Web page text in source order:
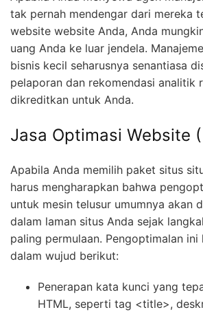
tak pernah mendengar dari mereka
website website Anda, Anda
uang Anda ke luar jendela.
bisnis kecil seharusnya senantiasa
pelaporan dan rekomendasi analitik
dikreditkan untuk Anda.
Jasa Optimasi Website (
Apabila Anda memilih paket situs
harus mengharapkan bahwa
untuk mesin telusur umumnya akan
dalam laman situs Anda sejak
paling permulaan. Pengoptimalan
dalam wujud berikut:
Penerapan kata kunci yang
HTML, seperti tag <title>,